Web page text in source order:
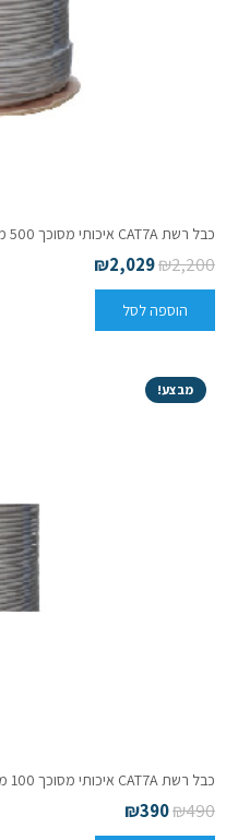
כבל רשת CAT7A איכותי מסוכך 500 מטר טלדור
₪2,200
₪2,029
הוספה לסל
מבצע!
כבל רשת CAT7A איכותי מסוכך 100 מטר ZLINK
₪490
₪390